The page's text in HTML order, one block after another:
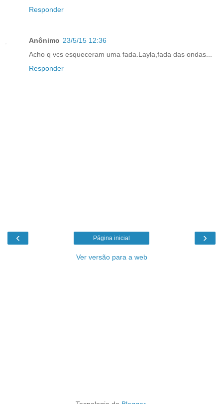
Responder
Anônimo 23/5/15 12:36
Acho q vcs esqueceram uma fada.Layla,fada das ondas...
Responder
‹ ›
Página inicial
Ver versão para a web